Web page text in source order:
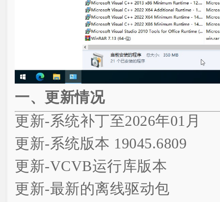
一、更新情况
更新-系统补丁至2026年01月
更新-系统版本 19045.6809
更新-VCVB运行库版本
更新-最新的离线驱动包